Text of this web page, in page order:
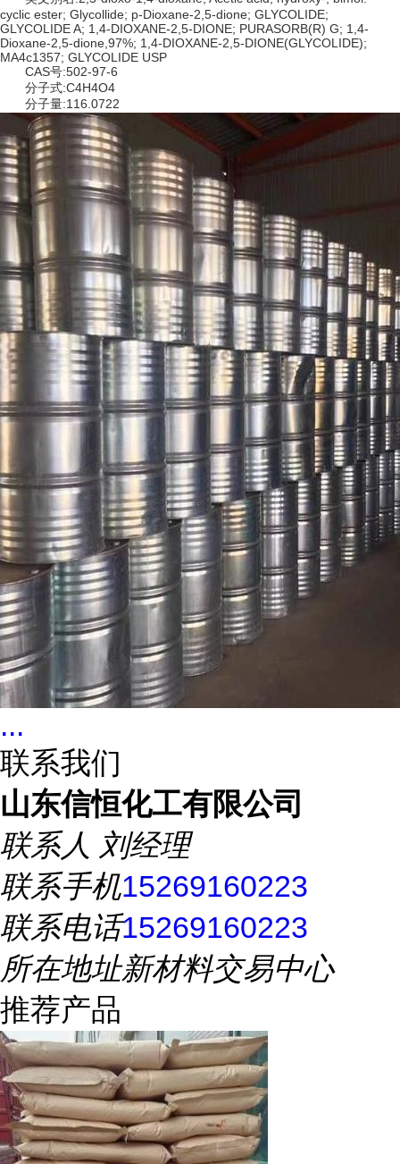
cyclic ester; Glycollide; p-Dioxane-2,5-dione; GLYCOLIDE;
GLYCOLIDE A; 1,4-DIOXANE-2,5-DIONE; PURASORB(R) G; 1,4-
Dioxane-2,5-dione,97%; 1,4-DIOXANE-2,5-DIONE(GLYCOLIDE);
MA4c1357; GLYCOLIDE USP
CAS号:502-97-6
分子式:C4H4O4
分子量:116.0722
...
联系我们
山东信恒化工有限公司
联系人 刘经理
联系手机15269160223
联系电话15269160223
所在地址新材料交易中心
推荐产品